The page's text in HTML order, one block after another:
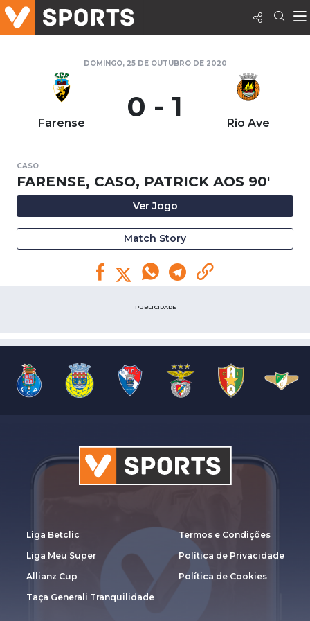
DOMINGO, 25 DE OUTUBRO DE 2020
Farense 0 - 1 Rio Ave
CASO
FARENSE, CASO, PATRICK AOS 90'
Ver Jogo
Match Story
PUBLICIDADE
Liga Betclic
Liga Meu Super
Allianz Cup
Taça Generali Tranquilidade
Termos e Condições
Política de Privacidade
Política de Cookies